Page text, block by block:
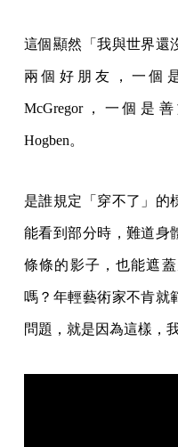
這個顯然「我與世界還
兩個好朋友，一個
McGregor，一個是
Hogben。
是誰規定「穿不了」的
能看到部分時，難道身
條條的影子，也能遮
嗎？年輕藝術家不肯就
問題，就是因為這樣，